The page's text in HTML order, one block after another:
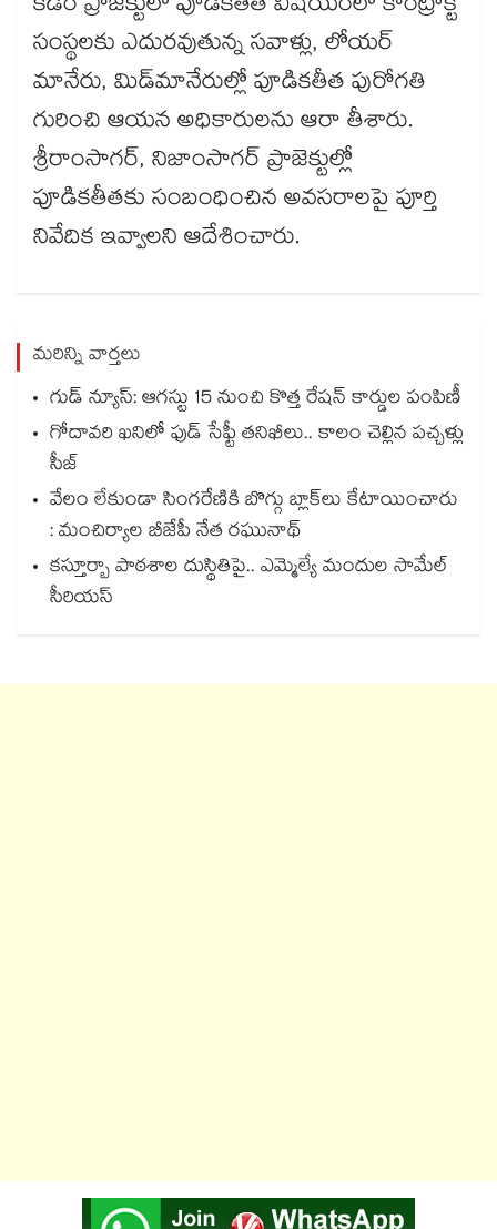
సంస్థలకు ఎదురవుతున్న సవాళ్లు, లోయర్​
మానేరు, మిడ్​మానేరుల్లో పూడికతీత పురోగతి
గురించి ఆయన అధికారులను ఆరా తీశారు.
శ్రీరాంసాగర్​, నిజాంసాగర్​ ప్రాజెక్టుల్లో
పూడికతీతకు సంబంధించిన అవసరాలపై పూర్తి
నివేదిక ఇవ్వాలని ఆదేశించారు.
మరిన్ని వార్తలు
గుడ్ న్యూస్: ఆగస్టు 15 నుంచి కొత్త రేషన్ కార్డుల పంపిణీ
గోదావరి ఖనిలో ఫుడ్ సేఫ్టీ తనిఖీలు.. కాలం చెల్లిన పచ్చళ్లు
సీజ్
వేలం లేకుండా సింగరేణికి బొగ్గు బ్లాక్‌‌‌‌‌‌‌‌లు కేటాయించారు
: మంచిర్యాల బీజేపీ నేత రఘునాథ్
కస్తూర్బా పాఠశాల దుస్థితిపై.. ఎమ్మెల్యే మందుల సామేల్
సీరియస్